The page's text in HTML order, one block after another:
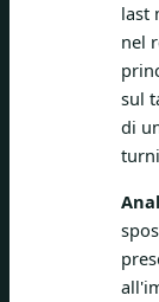
last
nel
sul
di